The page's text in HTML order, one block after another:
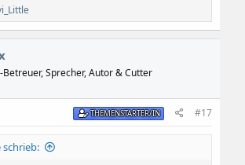
Betreuer, Sprecher, Autor & Cutter
THEMENSTARTER/IN #17
schrieb: